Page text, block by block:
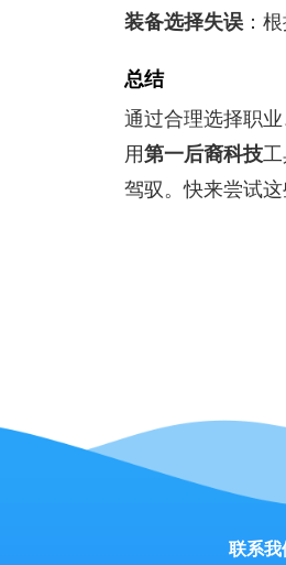
装备选择失误：根
总结
通过合理选择职
用第一后裔科技
驾驭。快来尝试
联系我